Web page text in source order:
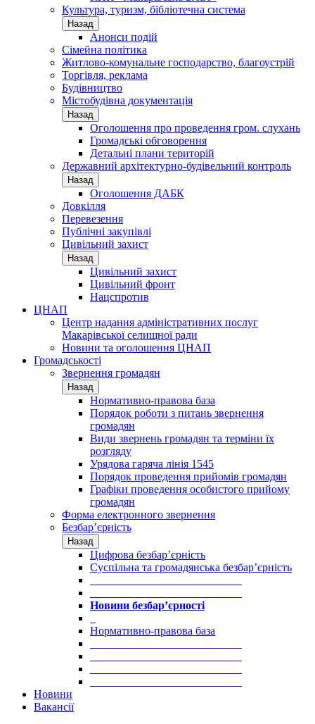
Культура, туризм, бібліотечна система
Назад
Анонси подій
Сімейна політика
Житлово-комунальне господарство, благоустрій
Торгівля, реклама
Будівництво
Містобудівна документація
Назад
Оголошення про проведення гром. слухань
Громадські обговорення
Детальні плани територій
Державний архітектурно-будівельний контроль
Назад
Оголошення ДАБК
Довкілля
Перевезення
Публічні закупівлі
Цивільний захист
Назад
Цивільний захист
Цивільний фронт
Нацспротив
ЦНАП
Центр надання адміністративних послуг
Макарівської селищної ради
Новини та оголошення ЦНАП
Громадськості
Звернення громадян
Назад
Нормативно-правова база
Порядок роботи з питань звернення
громадян
Види звернень громадян та терміни їх
розгляду
Урядова гаряча лінія 1545
Порядок проведення прийомів громадян
Графіки проведення особистого прийому
громадян
Форма електронного звернення
Безбар’єрність
Назад
Цифрова безбар’єрність
Суспільна та громадянська безбар’єрність
Новини безбар’єрності
Нормативно-правова база
Новини
Вакансії